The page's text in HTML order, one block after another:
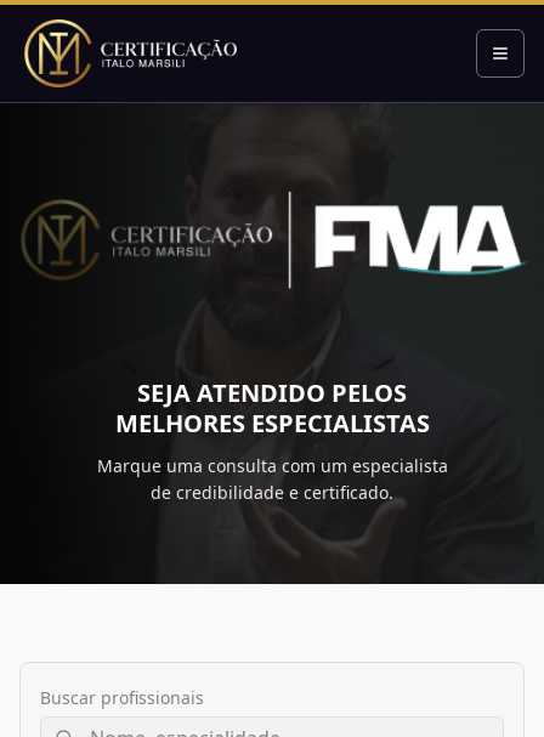
SEJA ATENDIDO PELOS
MELHORES ESPECIALISTAS
Marque uma consulta com um especialista
de credibilidade e certificado.
Buscar profissionais